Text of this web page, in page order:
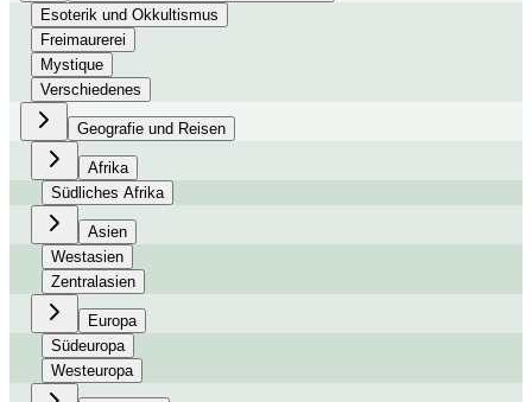
Esoterik und Okkultismus
Freimaurerei
Mystique
Verschiedenes
Geografie und Reisen
Afrika
Südliches Afrika
Asien
Westasien
Zentralasien
Europa
Südeuropa
Westeuropa